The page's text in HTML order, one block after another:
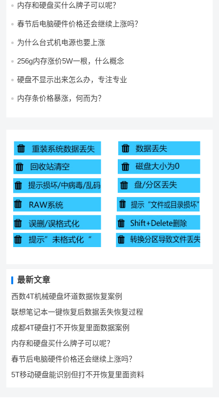
内存和硬盘买什么牌子可以呢？
春节后电脑硬件价格还会继续上涨吗？
为什么台式机电源也要上涨
256g内存涨价5W一根，什么概念
硬盘不显示出来怎么办，专注专业
内存条价格暴涨，何而为？
最新文章
西数4T机械硬盘坏道数据恢复案例
联想笔记本一键恢复后数据丢失恢复过程
成都4T硬盘打不开恢复里面数据案例
内存和硬盘买什么牌子可以呢？
春节后电脑硬件价格还会继续上涨吗？
5T移动硬盘能识别但打不开恢复里面资料